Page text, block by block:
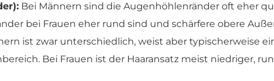
Bei Männern sind die Augenhöhlenränder oft eher
bei Frauen eher rund sind und schärfere obere
ist zwar unterschiedlich, weist aber typischerweise
Bei Frauen ist der Haaransatz meist niedriger,